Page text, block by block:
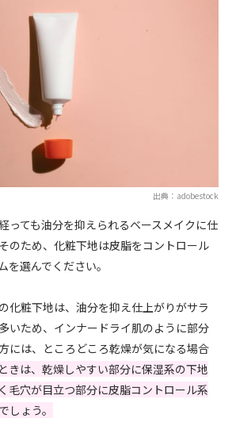
出典：adobestock
っても油分を抑えられるベースメイクに仕
のため、化粧下地は皮脂をコントロール
を選んでください。
化粧下地は、油分を抑え仕上がりがサラ
いため、インナードライ肌のように部分
には、ところどころ乾燥が気になる場合
きは、乾燥しやすい部分に保湿系の下地
毛穴が目立つ部分に皮脂コントロール系
しょう。